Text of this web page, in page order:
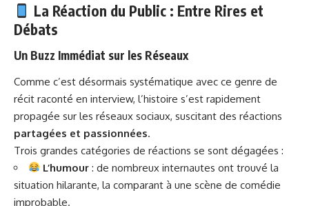
La Réaction du Public : Entre Rires et
Débats
Un Buzz Immédiat sur les Réseaux
Comme c’est désormais systématique avec ce genre de
récit raconté en interview, l’histoire s’est rapidement
propagée sur les réseaux sociaux, suscitant des réactions
partagées et passionnées.
Trois grandes catégories de réactions se sont dégagées :
L’humour : de nombreux internautes ont trouvé la
situation hilarante, la comparant à une scène de comédie
improbable.